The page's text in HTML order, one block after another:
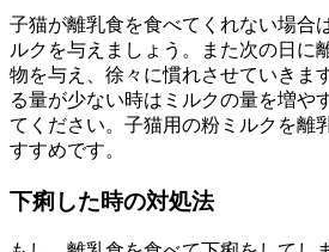
子猫が離乳食を食べてくれない場合
ルクを与えましょう。また次の日に
物を与え、徐々に慣れさせていきま
る量が少ない時はミルクの量を増や
てください。子猫用の粉ミルクを離
すすめです。
下痢した時の対処法